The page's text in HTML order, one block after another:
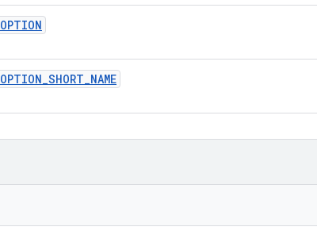
OPTION
OPTION_SHORT_NAME